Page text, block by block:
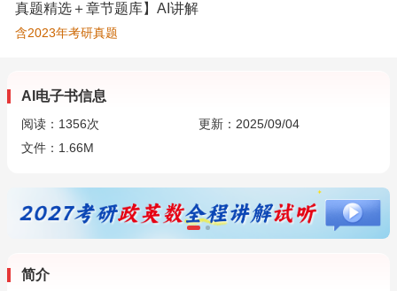
真题精选＋章节题库】AI讲解
含2023年考研真题
AI电子书信息
阅读： 1356次
更新：2025/09/04
文件：1.66M
简介